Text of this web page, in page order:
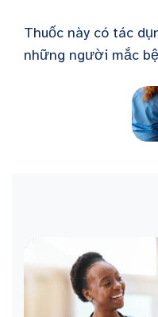
Thuốc này có tác
những người mắc